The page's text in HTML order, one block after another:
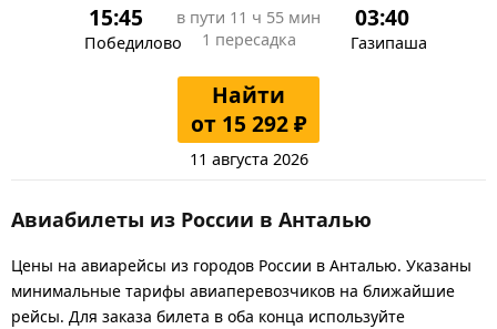
15:45
Победилово
в пути 11 ч 55 мин
1 пересадка
03:40
Газипаша
Найти
от 15 292 ₽
11 августа 2026
Авиабилеты из России в Анталью
Цены на авиарейсы из городов России в Анталью. Указаны
минимальные тарифы авиаперевозчиков на ближайшие
рейсы. Для заказа билета в оба конца используйте